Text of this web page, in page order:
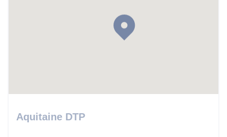
Aquitaine DTP